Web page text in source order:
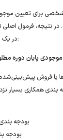
برای تعیین
نتیجه، فرمول
در یک دوره مالی به شکل زیر است:
پایان دوره
یا فروش پیش‌بینی‌شده
بندی همکاری بسیار
بودجه‌